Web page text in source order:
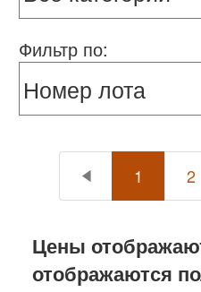
Фильтр по:
1 2
Цены
отображаются